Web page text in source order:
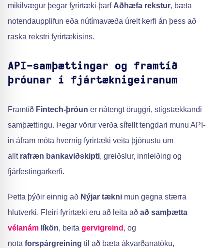
mikilvægur þegar fyrirtæki þarf Aðhæfa rekstur, bæta
notendaupplifun eða nútímavæða úrelt kerfi án þess að
raska rekstri fyrirtækisins.
API-samþættingar og framtíð
þróunar í fjártæknigeiranum
Framtíð Fintech-þróun er nátengt öruggri, stigstækkandi
samþættingu. Þegar vörur verða sífellt tengdari munu API-
in áfram móta hvernig fyrirtæki veita þjónustu um
allt rafræn bankaviðskipti, greiðslur, innleiðing og
fjárfestingarkerfi.
Þetta þýðir einnig að Nýjar tækni mun gegna stærra
hlutverki. Fleiri fyrirtæki eru að leita að að samþætta
vélanám líkön, beita gervigreind , og
nota forspárgreining til að bæta ákvarðanatöku,